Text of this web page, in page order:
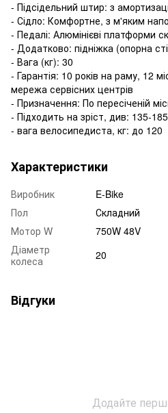
- Підсідельний штир: з
- Сідло: Комфортне, з м'яким
- Педалі: Алюмінієві платформи
- Додатково: підніжка (опорна
- Вага (кг): 30
- Гарантія: 10 років на раму, 12
мережа сервісних центрів
- Призначення: По пересіченій
- Підходить на зріст, див: 135-185
- вага велосипедиста, кг: до 120
Характеристики
Виробник
E-Bike
Пол
Складний
Мотор W
750W 48V
Діаметр
колеса
20
Відгуки
Додайте